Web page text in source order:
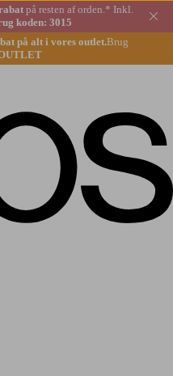
på resten af orden.* Inkl.
koden: 3015
på alt i vores outlet.Brug